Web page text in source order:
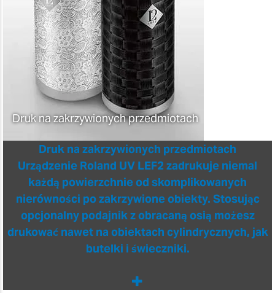
Druk na zakrzywionych przedmiotach
Druk na zakrzywionych przedmiotach
Urządzenie Roland UV LEF2 zadrukuje niemal
każdą powierzchnie od skomplikowanych
nierówności po zakrzywione obiekty. Stosując
opcjonalny podajnik z obracaną osią możesz
drukować nawet na obiektach cylindrycznych, jak
butelki i świeczniki.